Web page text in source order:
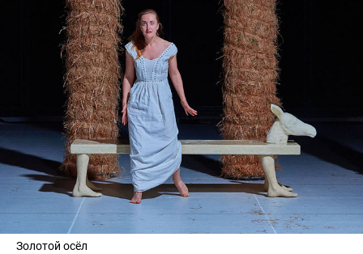
Золотой осёл